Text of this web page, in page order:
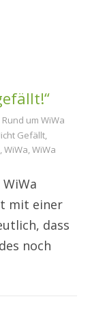
Rund um WiWa
Gefällt,
,WiWa,WiWa
WiWa
mit einer
dass
noch